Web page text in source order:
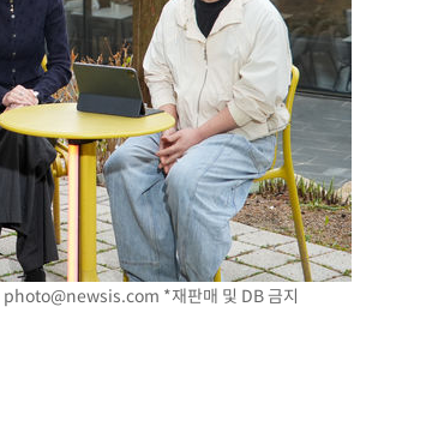
photo@newsis.com *재판매 및 DB 금지